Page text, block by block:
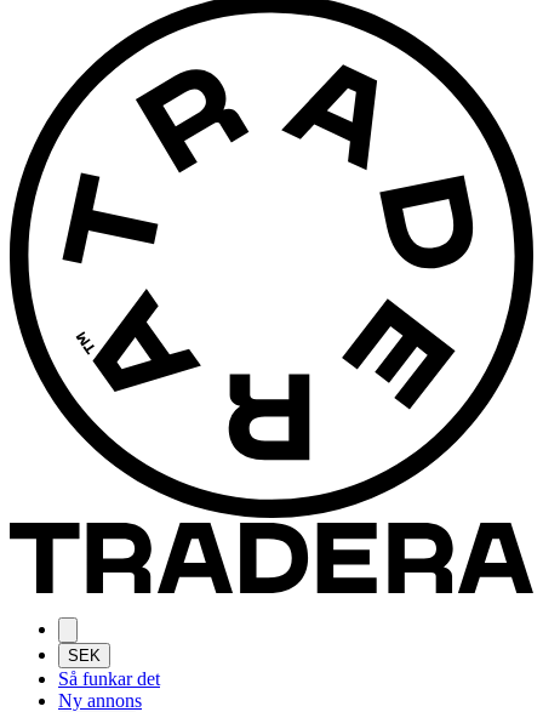
SEK
Så funkar det
Ny annons